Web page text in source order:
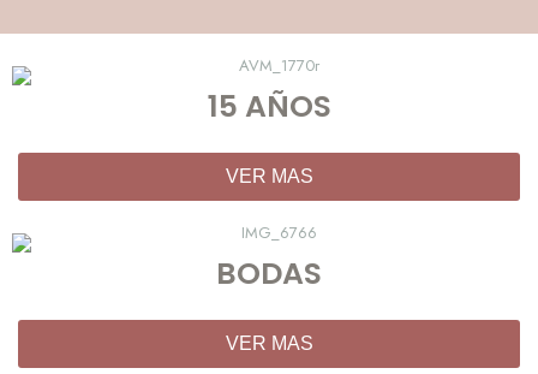
15 AÑOS
VER MAS
BODAS
VER MAS